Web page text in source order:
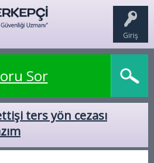
Giriş
Sor
ters yön cezası